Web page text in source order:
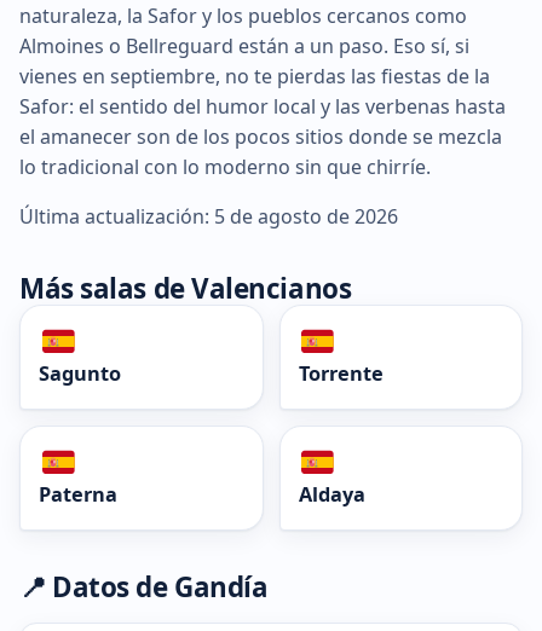
naturaleza, la Safor y los pueblos cercanos como
Almoines o Bellreguard están a un paso. Eso sí, si
vienes en septiembre, no te pierdas las fiestas de la
Safor: el sentido del humor local y las verbenas hasta
el amanecer son de los pocos sitios donde se mezcla
lo tradicional con lo moderno sin que chirríe.
Última actualización: 5 de agosto de 2026
Más salas de Valencianos
Sagunto Torrente
Paterna Aldaya
📍 Datos de Gandía